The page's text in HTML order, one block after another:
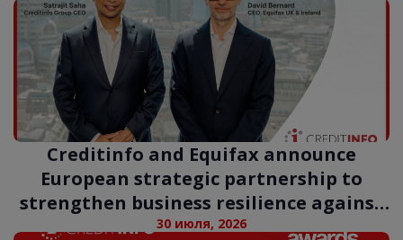
Creditinfo and Equifax announce
European strategic partnership to
strengthen business resilience against
digital fraud
30 июля, 2026